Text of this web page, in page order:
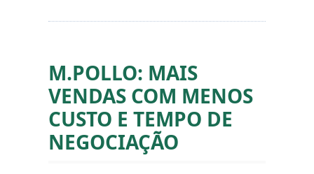
M.POLLO: MAIS
VENDAS COM MENOS
CUSTO E TEMPO DE
NEGOCIAÇÃO